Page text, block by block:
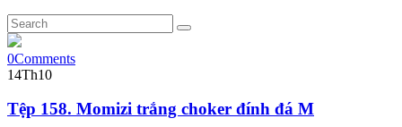
0Comments
14Th10
Tệp 158. Momizi trắng choker đính đá M